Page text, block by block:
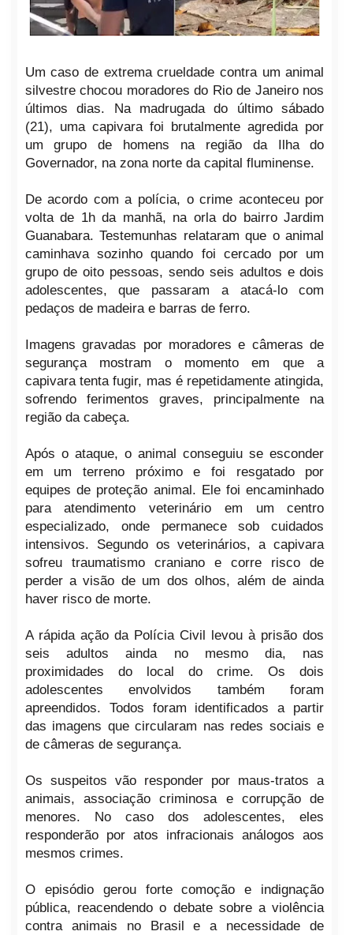
Um caso de extrema crueldade contra um animal
silvestre chocou moradores do Rio de Janeiro nos
últimos dias. Na madrugada do último sábado
(21), uma capivara foi brutalmente agredida por
um grupo de homens na região da Ilha do
Governador, na zona norte da capital fluminense.
De acordo com a polícia, o crime aconteceu por
volta de 1h da manhã, na orla do bairro Jardim
Guanabara. Testemunhas relataram que o animal
caminhava sozinho quando foi cercado por um
grupo de oito pessoas, sendo seis adultos e dois
adolescentes, que passaram a atacá-lo com
pedaços de madeira e barras de ferro.
Imagens gravadas por moradores e câmeras de
segurança mostram o momento em que a
capivara tenta fugir, mas é repetidamente atingida,
sofrendo ferimentos graves, principalmente na
região da cabeça.
Após o ataque, o animal conseguiu se esconder
em um terreno próximo e foi resgatado por
equipes de proteção animal. Ele foi encaminhado
para atendimento veterinário em um centro
especializado, onde permanece sob cuidados
intensivos. Segundo os veterinários, a capivara
sofreu traumatismo craniano e corre risco de
perder a visão de um dos olhos, além de ainda
haver risco de morte.
A rápida ação da Polícia Civil levou à prisão dos
seis adultos ainda no mesmo dia, nas
proximidades do local do crime. Os dois
adolescentes envolvidos também foram
apreendidos. Todos foram identificados a partir
das imagens que circularam nas redes sociais e
de câmeras de segurança.
Os suspeitos vão responder por maus-tratos a
animais, associação criminosa e corrupção de
menores. No caso dos adolescentes, eles
responderão por atos infracionais análogos aos
mesmos crimes.
O episódio gerou forte comoção e indignação
pública, reacendendo o debate sobre a violência
contra animais no Brasil e a necessidade de